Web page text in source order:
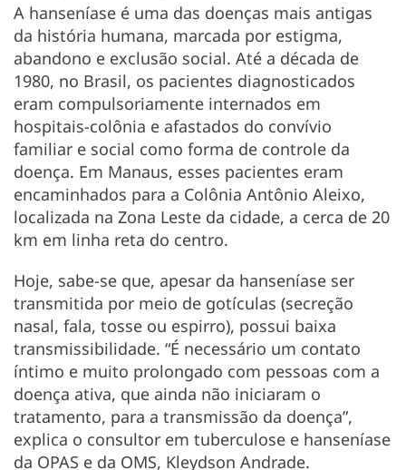
A hanseníase é uma das doenças mais antigas
da história humana, marcada por estigma,
abandono e exclusão social. Até a década de
1980, no Brasil, os pacientes diagnosticados
eram compulsoriamente internados em
hospitais-colônia e afastados do convívio
familiar e social como forma de controle da
doença. Em Manaus, esses pacientes eram
encaminhados para a Colônia Antônio Aleixo,
localizada na Zona Leste da cidade, a cerca de 20
km em linha reta do centro.
Hoje, sabe-se que, apesar da hanseníase ser
transmitida por meio de gotículas (secreção
nasal, fala, tosse ou espirro), possui baixa
transmissibilidade. “É necessário um contato
íntimo e muito prolongado com pessoas com a
doença ativa, que ainda não iniciaram o
tratamento, para a transmissão da doença”,
explica o consultor em tuberculose e hanseníase
da OPAS e da OMS, Kleydson Andrade.